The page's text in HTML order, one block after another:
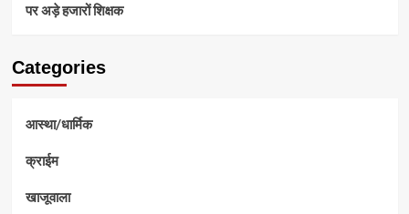
पर अड़े हजारों शिक्षक
Categories
आस्था/धार्मिक
क्राईम
खाजूवाला